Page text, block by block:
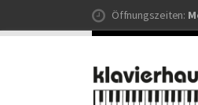
Öffnungszeiten: